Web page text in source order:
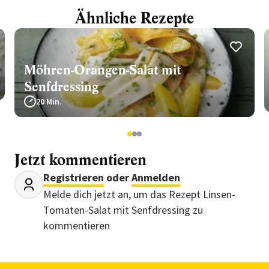
Ähnliche Rezepte
Möhren-Orangen-Salat mit
Senfdressing
20 Min.
123
Jetzt kommentieren
Registrieren oderAnmelden
Melde dich jetzt an, um das Rezept Linsen-
Tomaten-Salat mit Senfdressing zu
kommentieren